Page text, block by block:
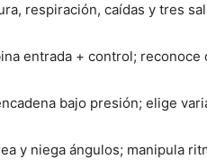
respiración, caídas y tres
entrada + control; reconoce
bajo presión; elige
y niega ángulos; manipula